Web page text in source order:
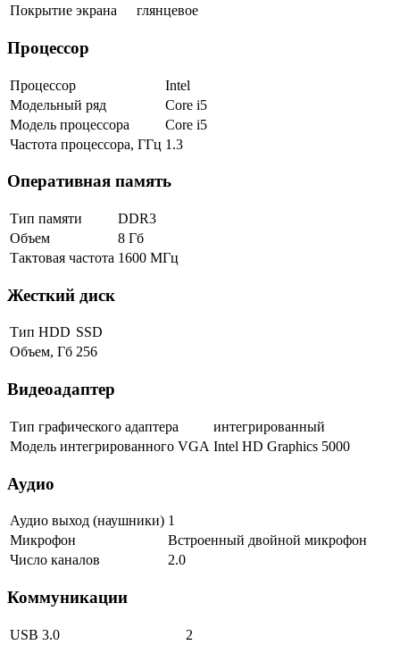
Покрытие экрана
глянцевое
Процессор
Процессор
Intel
Модельный ряд
Core i5
Модель процессора
Core i5
Частота процессора, ГГц 1.3
Оперативная память
Тип памяти
DDR3
Объем
8 Гб
Тактовая частота 1600 МГц
Жесткий диск
Тип HDD SSD
Объем, Гб 256
Видеоадаптер
Тип графического адаптера
интегрированный
Модель интегрированного VGA Intel HD Graphics 5000
Аудио
Аудио выход (наушники) 1
Микрофон
Встроенный двойной микрофон
Число каналов
2.0
Коммуникации
USB 3.0
2